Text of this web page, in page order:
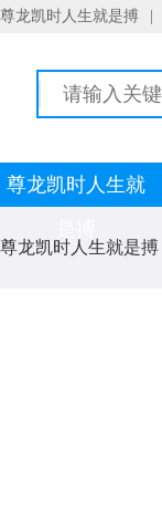
尊龙凯时人生就是搏
尊龙凯时人生就
尊龙凯时人生就是搏